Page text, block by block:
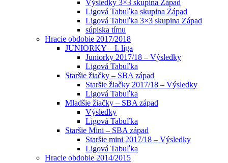
Výsledky 3×3 skupina Západ
Ligová Tabuľka skupina Západ
Ligová Tabuľka 3×3 skupina Západ
súpiska tímu
Hracie obdobie 2017/2018
JUNIORKY – I. liga
Juniorky 2017/18 – Výsledky
Ligová Tabuľka
Staršie žiačky – SBA západ
Staršie žiačky 2017/18 – Výsledky
Ligová Tabuľka
Mladšie žiačky – SBA západ
Výsledky
Ligová Tabuľka
Staršie Mini – SBA západ
Staršie mini 2017/18 – Výsledky
Ligová Tabuľka
Hracie obdobie 2014/2015